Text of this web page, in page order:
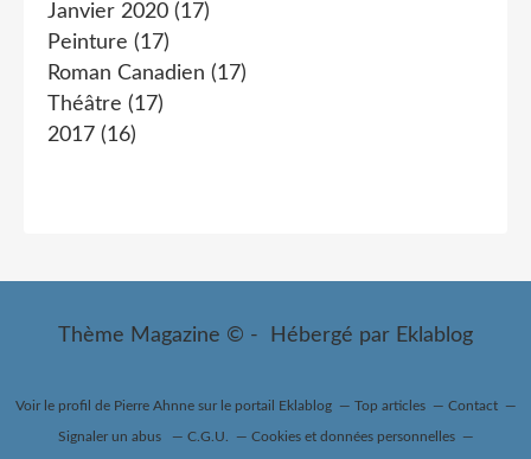
Janvier 2020 (17)
Peinture (17)
Roman Canadien (17)
Théâtre (17)
2017 (16)
Thème Magazine © - Hébergé par Eklablog
Voir le profil de Pierre Ahnnesur le portail Eklablog Top articles Contact
Signaler un abus C.G.U. Cookies et données personnelles